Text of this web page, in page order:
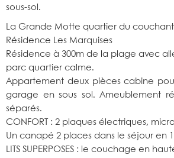
sous-sol.
La Grande Motte quartier du couchant
Résidence Les Marquises
Résidence à 300m de la plage avec
parc quartier calme.
Appartement deux pièces cabine
garage en sous sol. Ameublement
séparés.
CONFORT : 2 plaques électriques,
Un canapé 2 places dans le séjour en
LITS SUPERPOSES : le couchage en